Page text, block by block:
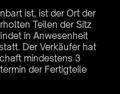
ist, ist der Ort der
Teilen der Sitz
in Anwesenheit
Der Verkäufer hat
mindestens 3
der Fertigteile